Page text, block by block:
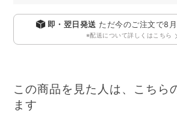
即・翌日発送 ただ今のご注文で8
※配送について詳しくはこちら
この商品を見た人は、こちら
ます